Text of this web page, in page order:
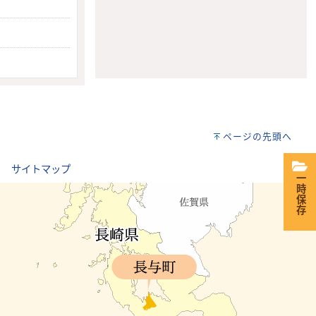
ページの先頭へ
サイトマップ
一時保存